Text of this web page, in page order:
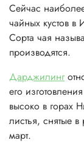
Сейчас
чайных кустов в
Сорта чая
производятся.
Дарджилинг
его
высоко в горах
листья, снятые
март.